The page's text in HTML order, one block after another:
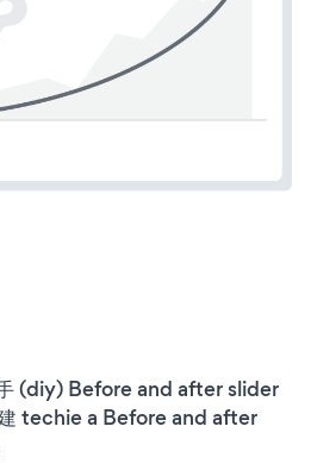
(diy) Before and after slider
techie a Before and after